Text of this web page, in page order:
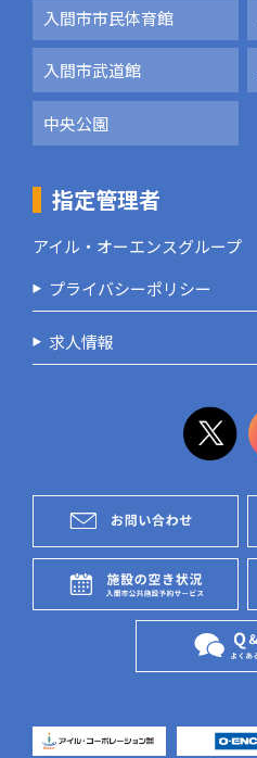
入間市市民体育館
入間市武道館
中央公園
指定管理者
アイル・オーエンスグループ
プライバシーポリシー
求人情報